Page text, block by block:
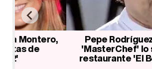
Pepe Rodríguez cuenta
'MasterChef' lo salvó a él y
restaurante 'El Bohío' de la